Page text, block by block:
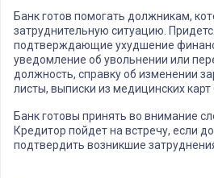
Банк готов помогать должникам,
затруднительную ситуацию.
подтверждающие ухудшение
уведомление об увольнении или
должность, справку об изменении
листы, выписки из медицинских карт
Банк готовы принять во внимание
Кредитор пойдет на встречу, если
подтвердить возникшие